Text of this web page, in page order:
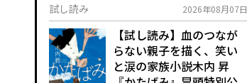
試し読み 2026年08月07日
【試し読み】血のつなが
らない親子を描く、笑い
と涙の家族小説――木内 昇